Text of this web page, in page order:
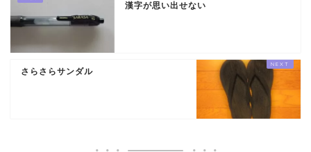
漢字が思い出せない
さらさらサンダル